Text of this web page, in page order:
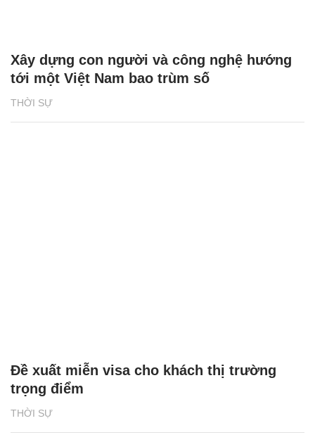
THỜI SỰ
Xây dựng con người và công nghệ hướng
tới một Việt Nam bao trùm số
THỜI SỰ
Đề xuất miễn visa cho khách thị trường
trọng điểm